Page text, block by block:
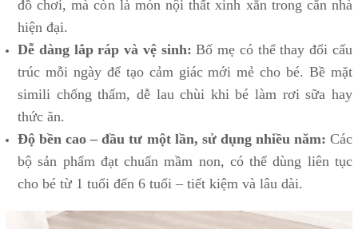
đồ chơi, mà còn là món nội thất xinh xắn trong căn nhà
hiện đại.
Dễ dàng lắp ráp và vệ sinh:Bố mẹ có thể thay đổi cấu
trúc mỗi ngày để tạo cảm giác mới mẻ cho bé. Bề mặt
simili chống thấm, dễ lau chùi khi bé làm rơi sữa hay
thức ăn.
Độ bền cao – đầu tư một lần, sử dụng nhiều năm: Các
bộ sản phẩm đạt chuẩn mầm non, có thể dùng liên tục
cho bé từ 1 tuổi đến 6 tuổi – tiết kiệm và lâu dài.